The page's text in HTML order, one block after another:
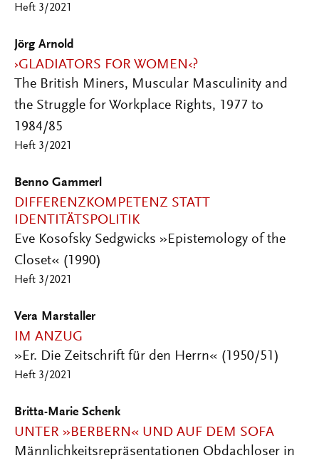
Heft 3/2021
Jörg Arnold
›GLADIATORS FOR WOMEN‹?
The British Miners, Muscular Masculinity and
the Struggle for Workplace Rights, 1977 to
1984/85
Heft 3/2021
Benno Gammerl
DIFFERENZKOMPETENZ STATT
IDENTITÄTSPOLITIK
Eve Kosofsky Sedgwicks »Epistemology of the
Closet« (1990)
Heft 3/2021
Vera Marstaller
IM ANZUG
»Er. Die Zeitschrift für den Herrn« (1950/51)
Heft 3/2021
Britta-Marie Schenk
UNTER »BERBERN« UND AUF DEM SOFA
Männlichkeitsrepräsentationen Obdachloser in